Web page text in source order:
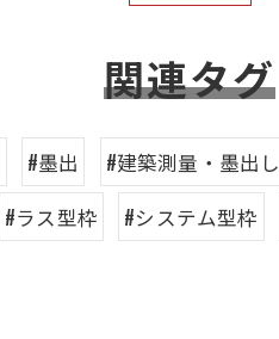
関連タグ
#墨出 #建築測量・墨出し
#ラス型枠 #システム型枠